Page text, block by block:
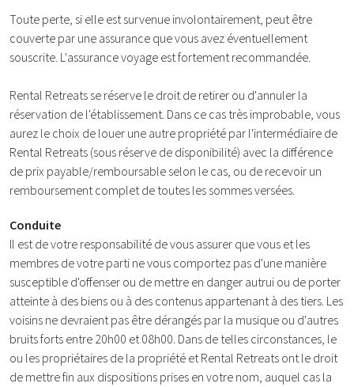
Toute perte, si elle est survenue involontairement, peut être
couverte par une assurance que vous avez éventuellement
souscrite. L'assurance voyage est fortement recommandée.
Rental Retreats se réserve le droit de retirer ou d'annuler la
réservation de l'établissement. Dans ce cas très improbable, vous
aurez le choix de louer une autre propriété par l'intermédiaire de
Rental Retreats (sous réserve de disponibilité) avec la différence
de prix payable/remboursable selon le cas, ou de recevoir un
remboursement complet de toutes les sommes versées.
Conduite
Il est de votre responsabilité de vous assurer que vous et les
membres de votre parti ne vous comportez pas d'une manière
susceptible d'offenser ou de mettre en danger autrui ou de porter
atteinte à des biens ou à des contenus appartenant à des tiers. Les
voisins ne devraient pas être dérangés par la musique ou d'autres
bruits forts entre 20h00 et 08h00. Dans de telles circonstances, le
ou les propriétaires de la propriété et Rental Retreats ont le droit
de mettre fin aux dispositions prises en votre nom, auquel cas la